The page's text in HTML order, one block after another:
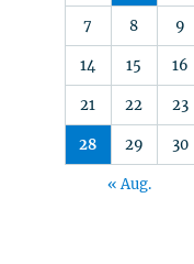
7 8 9
14 15 16
21 22 23
28 29 30
« Aug.